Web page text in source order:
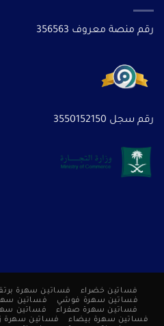
رقم منصة معروف 356563
رقم سجل 3550152150
فساتين خضراء فساتين سهرة
فساتين سهرة فوشي
فساتين
فساتين سهرة صفراء
فساتين
فساتين سهرة بيضاء
فساتين سهرة